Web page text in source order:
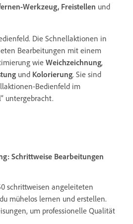
Werkzeug, Freistellen und
Die Schnellaktionen in
Bearbeitungen mit einem
wie Weichzeichnung,
und Kolorierung. Sie sind
Bedienfeld im
untergebracht.
Schrittweise Bearbeitungen
schrittweisen angeleiteten
mühelos lernen und erstellen.
um professionelle Qualität